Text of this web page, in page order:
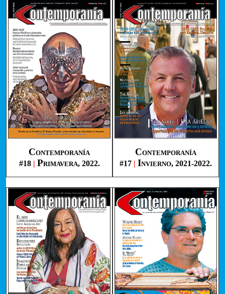
Contemporanía
#18 | Primavera, 2022.
Contemporanía
#17 | Invierno, 2021-2022.